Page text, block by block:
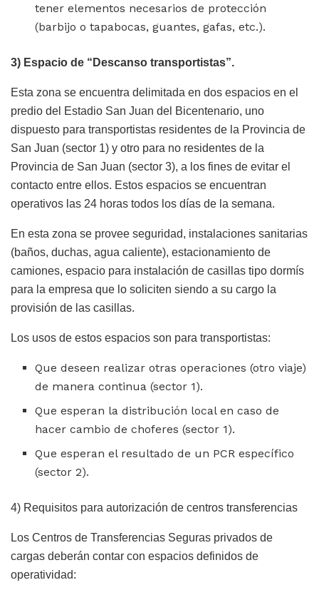
tener elementos necesarios de protección
(barbijo o tapabocas, guantes, gafas, etc.).
3) Espacio de “Descanso transportistas”.
Esta zona se encuentra delimitada en dos espacios en el
predio del Estadio San Juan del Bicentenario, uno
dispuesto para transportistas residentes de la Provincia de
San Juan (sector 1) y otro para no residentes de la
Provincia de San Juan (sector 3), a los fines de evitar el
contacto entre ellos. Estos espacios se encuentran
operativos las 24 horas todos los días de la semana.
En esta zona se provee seguridad, instalaciones sanitarias
(baños, duchas, agua caliente), estacionamiento de
camiones, espacio para instalación de casillas tipo dormís
para la empresa que lo soliciten siendo a su cargo la
provisión de las casillas.
Los usos de estos espacios son para transportistas:
Que deseen realizar otras operaciones (otro viaje)
de manera continua (sector 1).
Que esperan la distribución local en caso de
hacer cambio de choferes (sector 1).
Que esperan el resultado de un PCR específico
(sector 2).
4) Requisitos para autorización de centros transferencias
Los Centros de Transferencias Seguras privados de
cargas deberán contar con espacios definidos de
operatividad: